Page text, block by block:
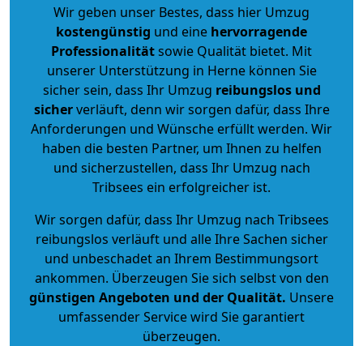
Wir geben unser Bestes, dass hier Umzug
kostengünstig und eine hervorragende
Professionalitätsowie Qualität bietet. Mit
unserer Unterstützung in Herne können Sie
sicher sein, dass Ihr Umzug reibungslos und
sicherverläuft, denn wir sorgen dafür, dass Ihre
Anforderungen und Wünsche erfüllt werden. Wir
haben die besten Partner, um Ihnen zu helfen
und sicherzustellen, dass Ihr Umzug nach
Tribsees ein erfolgreicher ist.
Wir sorgen dafür, dass Ihr Umzug nach Tribsees
reibungslos verläuft und alle Ihre Sachen sicher
und unbeschadet an Ihrem Bestimmungsort
ankommen. Überzeugen Sie sich selbst von den
günstigen Angeboten und der Qualität. Unsere
umfassender Service wird Sie garantiert
überzeugen.